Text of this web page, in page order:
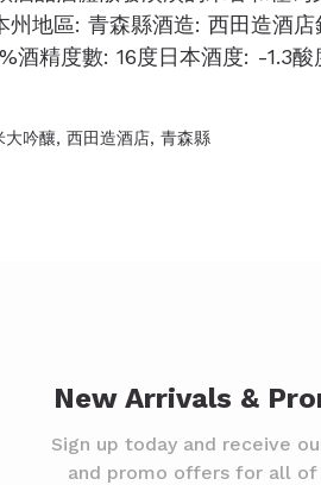
地區: 青森縣酒造: 西田造酒店
精度數: 16度日本酒度: -1.3酸
大吟釀, 西田造酒店, 青森縣
New Arrivals &
Sign up today and receive
and promo offers for all of